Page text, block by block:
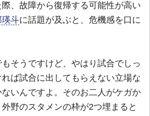
、故障から復帰する可能性が高い
瑛斗に話題が及ぶと、危機感を口に
もそうですけど、やはり試合でしっ
ば試合に出してもらえない立場な
いんですよ。そのお二人がケガか
野のスタメンの枠が2つ埋まると